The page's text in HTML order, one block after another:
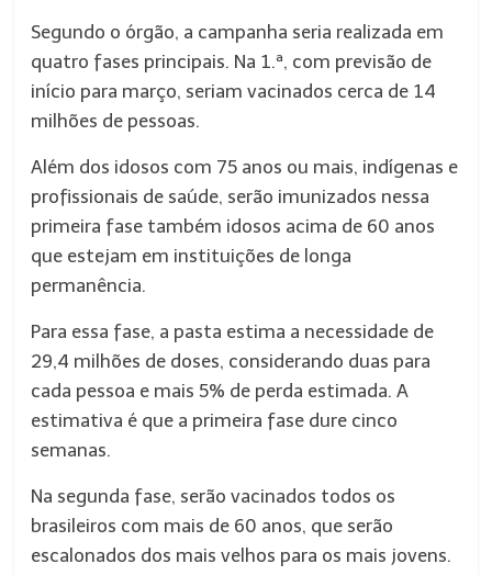
Segundo o órgão, a campanha seria realizada em
quatro fases principais. Na 1.ª, com previsão de
início para março, seriam vacinados cerca de 14
milhões de pessoas.
Além dos idosos com 75 anos ou mais, indígenas e
profissionais de saúde, serão imunizados nessa
primeira fase também idosos acima de 60 anos
que estejam em instituições de longa
permanência.
Para essa fase, a pasta estima a necessidade de
29,4 milhões de doses, considerando duas para
cada pessoa e mais 5% de perda estimada. A
estimativa é que a primeira fase dure cinco
semanas.
Na segunda fase, serão vacinados todos os
brasileiros com mais de 60 anos, que serão
escalonados dos mais velhos para os mais jovens.